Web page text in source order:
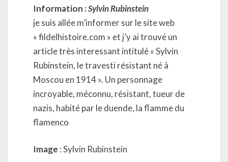
Information :Sylvin Rubinstein
je suis allée m’informer sur le site web
« fildelhistoire.com » et j’y ai trouvé un
article très interessant intitulé « Sylvin
Rubinstein, le travesti résistant né à
Moscou en 1914 ». Un personnage
incroyable, méconnu, résistant, tueur de
nazis, habité par le duende, la flamme du
flamenco
Image : Sylvin Rubinstein